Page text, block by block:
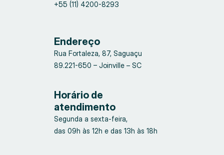
+55 (11) 4200-8293
Endereço
Rua Fortaleza, 87, Saguaçu
89.221-650 – Joinville – SC
Horário de
atendimento
Segunda a sexta-feira,
das 09h às 12h e das 13h às 18h